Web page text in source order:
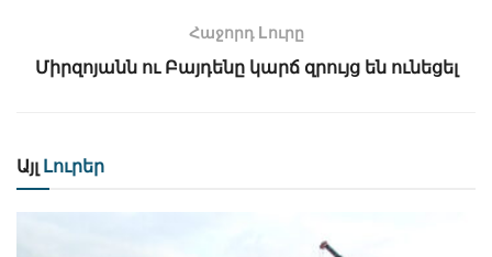
Հաջորդ Lուրը
Միրզոյանն ու Բայդենը կարճ զրույց են ունեցել
Այլ Լուրեր